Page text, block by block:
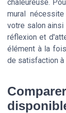
chaleureuse.
mural
votre salon ainsi
réflexion et
élément à la
de satisfaction à